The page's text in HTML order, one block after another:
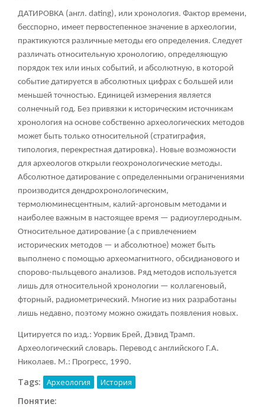
ДАТИРОВКА (англ. dating), или хронология. Фактор времени,
бесспорно, имеет первостепенное значение в археологии,
практикуются различные методы его определения. Следует
различать относительную хронологию, определяющую
порядок тех или иных событий, и абсолютную, в которой
событие датируется в абсолютных цифрах с большей или
меньшей точностью. Единицей измерения является
солнечный год. Без привязки к историческим источникам
хронология на основе собственно археологических методов
может быть только относительной (стратиграфия,
типология, перекрестная датировка). Новые возможности
для археологов открыли геохронологические методы.
Абсолютное датирование с определенными ограничениями
производится дендрохронологическим,
термолюминесцентным, калий-аргоновым методами и
наиболее важным в настоящее время — радиоуглеродным.
Относительное датирование (а с привлечением
исторических методов — и абсолютное) может быть
выполнено с помощью археомагнитного, обсидианового и
спорово-пыльцевого анализов. Ряд методов используется
лишь для относительной хронологии — коллагеновый,
фторный, радиометрический. Многие из них разработаны
лишь недавно, поэтому можно ожидать появления новых.
Цитируется по изд.: Уорвик Брей, Дэвид Трамп.
Археологический словарь. Перевод с английского Г.А.
Николаев. М.: Прогресс, 1990.
Tags: Археология История
Понятие: